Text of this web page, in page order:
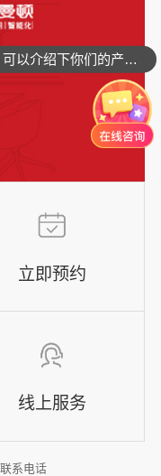
立即预约
线上服务
联系电话
可以介绍下你们的产品么？